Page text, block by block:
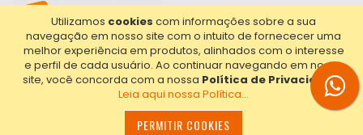
Utilizamos cookies com informações sobre a sua
navegação em nosso site com o intuito de fornececer uma
melhor experiência em produtos, alinhados com o interesse
e perfil de cada usuário. Ao continuar navegando em nosso
site, você concorda com a nossa Política de Privacidade.
Leia aqui nossa Política...
PERMITIR COOKIES
2021© Copyright Poligrafica Bazar Ltda- CNPJ 42.500.090/0001-
20 - Todos os direitos reservados.